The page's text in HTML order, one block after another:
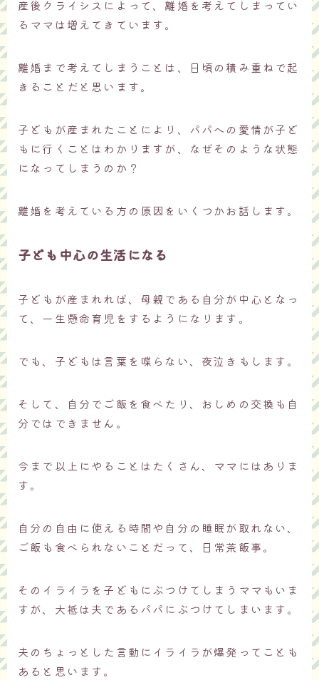
産後クライシスによって、離婚を考えてしまってい
るママは増えてきています。
離婚まで考えてしまうことは、日頃の積み重ねで起
きることだと思います。
子どもが産まれたことにより、パパへの愛情が子ど
もに行くことはわかりますが、なぜそのような状態
になってしまうのか？
離婚を考えている方の原因をいくつかお話します。
子ども中心の生活になる
子どもが産まれれば、母親である自分が中心となっ
て、一生懸命育児をするようになります。
でも、子どもは言葉を喋らない、夜泣きもします。
そして、自分でご飯を食べたり、おしめの交換も自
分ではできません。
今まで以上にやることはたくさん、ママにはありま
す。
自分の自由に使える時間や自分の睡眠が取れない、
ご飯も食べられないことだって、日常茶飯事。
そのイライラを子どもにぶつけてしまうママもいま
すが、大抵は夫であるパパにぶつけてしまいます。
夫のちょっとした言動にイライラが爆発ってことも
あると思います。